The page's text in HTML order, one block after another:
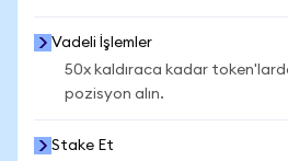
Vadeli İşlemler
50x kaldıraca kadar
pozisyon alın.
Stake Et